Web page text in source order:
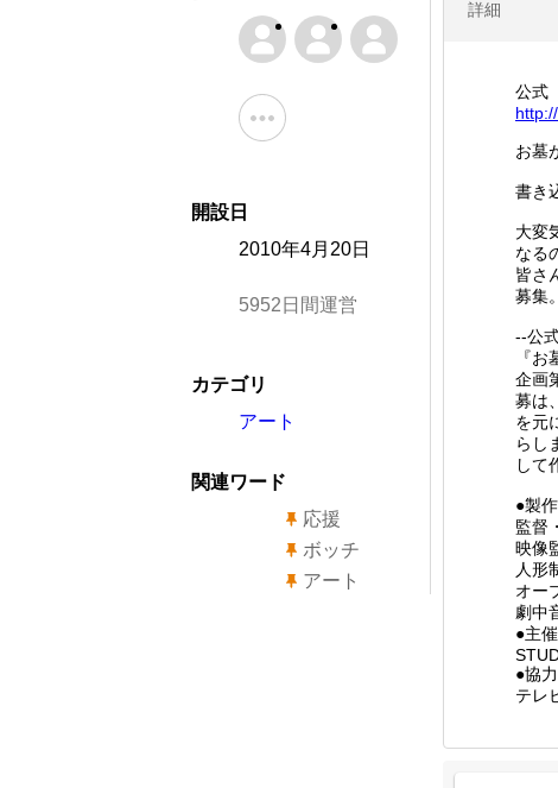
詳細
公式
http://
お墓
書き
大変
なる
皆さ
募集。
--公
『
企画
募は
を元
らし
して
●製作
監督
映像
人形
オー
劇中
●主催
●協力
テレ
開設日
2010年4月20日
5952日間運営
カテゴリ
アート
関連ワード
応援
ボッチ
アート